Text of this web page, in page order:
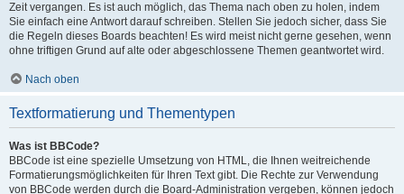
Zeit vergangen. Es ist auch möglich, das Thema nach oben zu holen, indem
Sie einfach eine Antwort darauf schreiben. Stellen Sie jedoch sicher, dass Sie
die Regeln dieses Boards beachten! Es wird meist nicht gerne gesehen, wenn
ohne triftigen Grund auf alte oder abgeschlossene Themen geantwortet wird.
Nach oben
Textformatierung und Thementypen
Was ist BBCode?
BBCode ist eine spezielle Umsetzung von HTML, die Ihnen weitreichende
Formatierungsmöglichkeiten für Ihren Text gibt. Die Rechte zur Verwendung
von BBCode werden durch die Board-Administration vergeben, können jedoch